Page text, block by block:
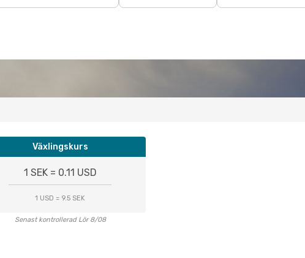
Växlingskurs
1 SEK = 0.11 USD
1 USD = 9.5 SEK
Senast kontrollerad Lör 8/08